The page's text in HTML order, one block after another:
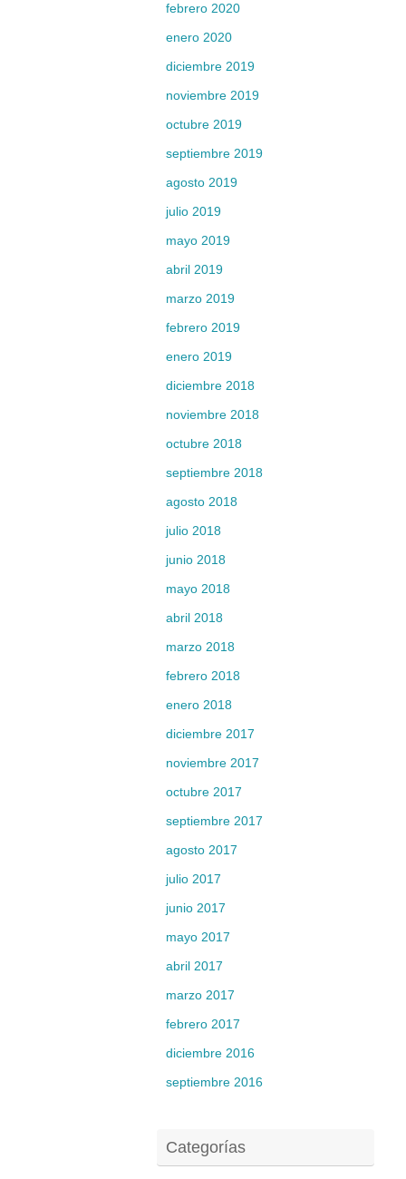
febrero 2020
enero 2020
diciembre 2019
noviembre 2019
octubre 2019
septiembre 2019
agosto 2019
julio 2019
mayo 2019
abril 2019
marzo 2019
febrero 2019
enero 2019
diciembre 2018
noviembre 2018
octubre 2018
septiembre 2018
agosto 2018
julio 2018
junio 2018
mayo 2018
abril 2018
marzo 2018
febrero 2018
enero 2018
diciembre 2017
noviembre 2017
octubre 2017
septiembre 2017
agosto 2017
julio 2017
junio 2017
mayo 2017
abril 2017
marzo 2017
febrero 2017
diciembre 2016
septiembre 2016
Categorías